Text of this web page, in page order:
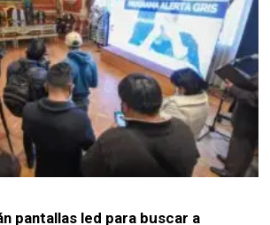
pantallas led para buscar a